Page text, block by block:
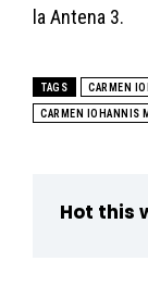
la Antena 3.
TAGS CARMEN
CARMEN IOHANNIS
Hot this